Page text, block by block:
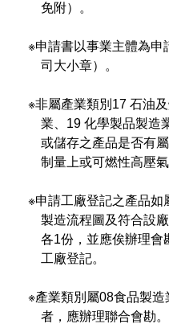
免附）。
※申請書以事業主體為申
司大小章）。
※非屬產業類別17 石油
業、19 化學製品製造
或儲存之產品是否有
制量上或可燃性高壓氣
※申請工廠登記之產品如
製造流程圖及符合設
各1份，並應俟辦理會
工廠登記。
※產業類別屬08食品製造
者，應辦理聯合會勘。